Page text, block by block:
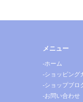
メニュー
-ホーム
-ショッピング
-ショップブロ
-お問い合わせ